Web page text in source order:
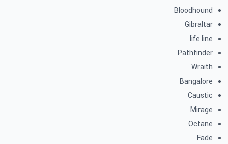
Bloodhound
Gibraltar
life line
Pathfinder
Wraith
Bangalore
Caustic
Mirage
Octane
Fade